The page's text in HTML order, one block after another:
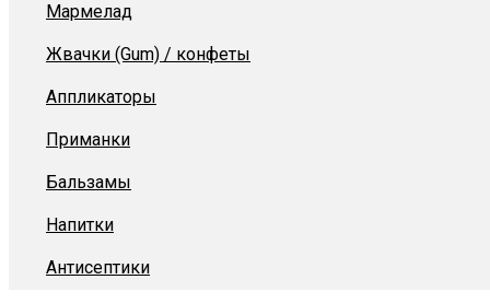
Мармелад
Жвачки (Gum) / конфеты
Аппликаторы
Приманки
Бальзамы
Напитки
Антисептики